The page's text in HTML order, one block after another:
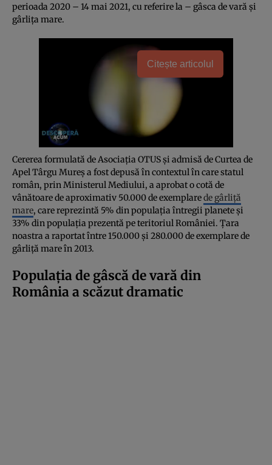
perioada 2020 – 14 mai 2021, cu referire la – gâsca de vară şi
gârliţa mare.
Citește articolul
Cererea formulată de Asociaţia OTUS și admisă de Curtea de
Apel Târgu Mureș a fost depusă în contextul în care statul
român, prin Ministerul Mediului, a aprobat o cotă de
vânătoare de aproximativ 50.000 de exemplarede gârliță
mare, care reprezintă 5% din populația întregii planete și
33% din populația prezentă pe teritoriul României. Țara
noastra a raportat între 150.000 și 280.000 de exemplare de
gârliță mare în 2013.
Populația de gâscă de vară din
România a scăzut dramatic